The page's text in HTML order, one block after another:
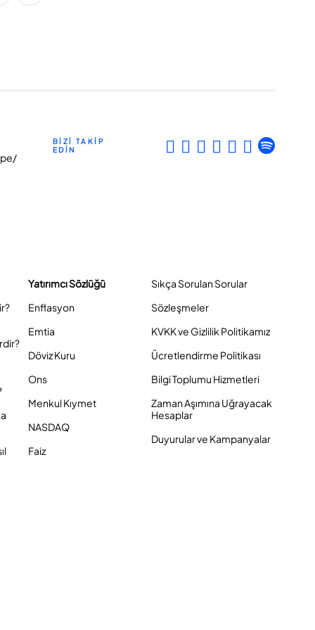
BİZİ TAKİP
EDİN
Yatırımcı Sözlüğü
Enflasyon
Emtia
Döviz Kuru
Ons
Menkul Kıymet
NASDAQ
Faiz
Sıkça Sorulan Sorular
Sözleşmeler
KVKK ve Gizlilik Politikamız
Ücretlendirme Politikası
Bilgi Toplumu Hizmetleri
Zaman Aşımına Uğrayacak
Hesaplar
Duyurular ve Kampanyalar